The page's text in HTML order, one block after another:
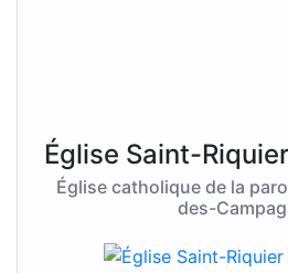
Église Saint-
Église catholique de la
des-